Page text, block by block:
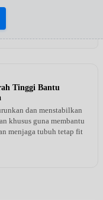
Tinggi Bantu
dan menstabilkan
khusus guna membantu
menjaga tubuh tetap fit